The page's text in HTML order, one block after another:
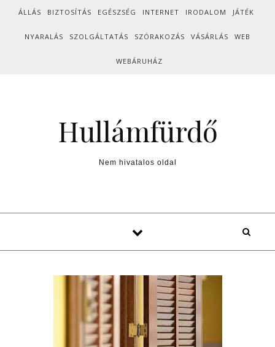
Skip to content
ÁLLÁS BIZTOSÍTÁS EGÉSZSÉG INTERNET IRODALOM JÁTÉK
NYARALÁS SZOLGÁLTATÁS SZÓRAKOZÁS VÁSÁRLÁS WEB
WEBÁRUHÁZ
Hullámfürdő
Nem hivatalos oldal